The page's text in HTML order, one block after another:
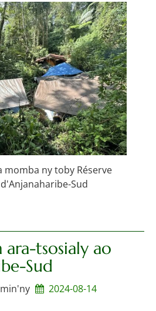
momba ny toby Réserve
Sud
ara-tsosialy ao
Sud
2024-08-14